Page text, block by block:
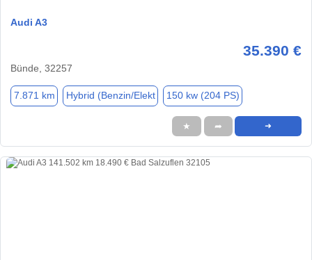
Audi A3
35.390 €
Bünde, 32257
7.871 km Hybrid (Benzin/Elekt 150 kw (204 PS)
★ ➦ ➜